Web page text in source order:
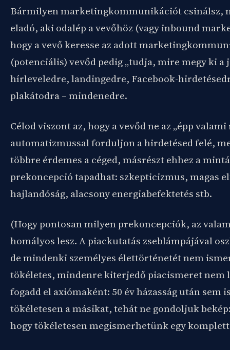
Bármilyen marketingkommunikációt csinálsz,
eladó, aki odalép a vevőhöz (vagy inbound
hogy a vevő keresse az adott
(potenciális) vevőd pedig „tudja, mire megy ki a
hírleveledre, landingedre, Facebook-
plakátodra – mindenedre.
Célod viszont az, hogy a vevőd ne az „épp
automatizmussal forduljon a hirdetésed felé,
többre érdemes a céged, másrészt ehhez a
prekoncepció tapadhat: szkepticizmus, magas
hajlandóság, alacsony energiabefektetés stb.
(Hogy pontosan milyen prekoncepciók, az
homályos lesz. A piackutatás zseblámpájával
de mindenki személyes élettörténetét nem
tökéletes, mindenre kiterjedő piacismeret nem
fogadd el axiómaként: 50 év házasság után sem
tökéletesen a másikat, tehát ne gondoljuk
hogy tökéletesen megismerhetünk egy